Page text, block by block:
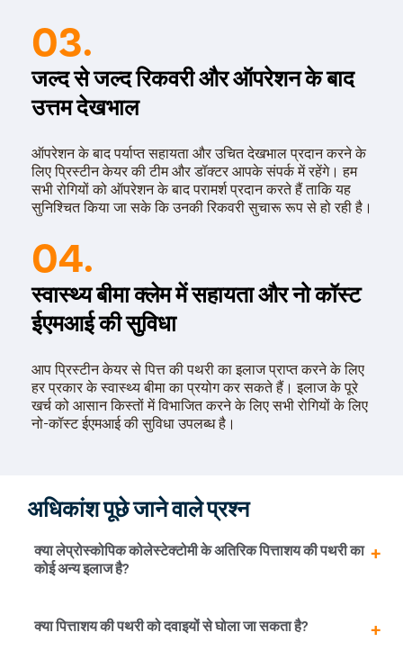
03.
जल्द से जल्द रिकवरी और ऑपरेशन के बाद
उत्तम देखभाल
ऑपरेशन के बाद पर्याप्त सहायता और उचित देखभाल प्रदान करने के
लिए प्रिस्टीन केयर की टीम और डॉक्टर आपके संपर्क में रहेंगे। हम
सभी रोगियों को ऑपरेशन के बाद परामर्श प्रदान करते हैं ताकि यह
सुनिश्चित किया जा सके कि उनकी रिकवरी सुचारू रूप से हो रही है।
04.
स्वास्थ्य बीमा क्लेम में सहायता और नो कॉस्ट
ईएमआई की सुविधा
आप प्रिस्टीन केयर से पित्त की पथरी का इलाज प्राप्त करने के लिए
हर प्रकार के स्वास्थ्य बीमा का प्रयोग कर सकते हैं। इलाज के पूरे
खर्च को आसान किस्तों में विभाजित करने के लिए सभी रोगियों के लिए
नो-कॉस्ट ईएमआई की सुविधा उपलब्ध है।
अधिकांश पूछे जाने वाले प्रश्न
क्या लेप्रोस्कोपिक कोलेस्टेक्टोमी के अतिरिक पित्ताशय की पथरी का
कोई अन्य इलाज है?
लेप्रोस्कोपिक कोलेस्टेक्टोमी के अलावा पित्ताशय को अलग करने के
लिए ओपन सर्जरी भी की जा सकती है| लेकिन, हमारे मतानुसार आपको
क्या पित्ताशय की पथरी को दवाइयों से घोला जा सकता है?